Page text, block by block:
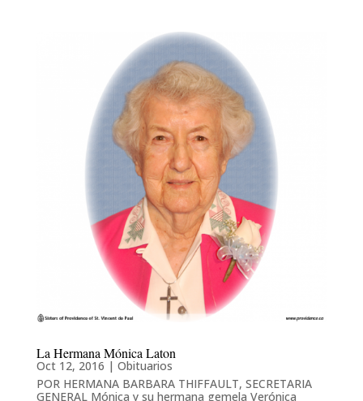
La Hermana Mónica Laton
Oct 12, 2016 | Obituarios
POR HERMANA BARBARA THIFFAULT, SECRETARIA
GENERAL Mónica y su hermana gemela Verónica